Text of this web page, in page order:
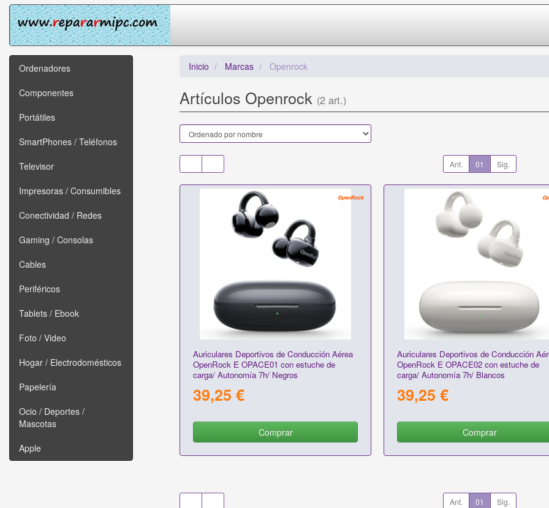
Ordenadores
Componentes
Portátiles
SmartPhones / Teléfonos
Televisor
Impresoras / Consumibles
Conectividad / Redes
Gaming / Consolas
Cables
Periféricos
Tablets / Ebook
Foto / Video
Hogar / Electrodomésticos
Papelería
Ocio / Deportes /
Mascotas
Apple
Inicio Marcas Openrock
Artículos Openrock (2 art.)
Ant. 01 Sig.
Auriculares Deportivos de Conducción Aérea
OpenRock E OPACE01 con estuche de
carga/ Autonomía 7h/ Negros
39,25 €
Comprar
Auriculares Deportivos de Conducción
OpenRock E OPACE02 con estuche de
carga/ Autonomía 7h/ Blancos
39,25 €
Comprar
Ant. 01 Sig.